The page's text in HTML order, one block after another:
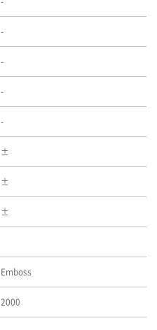
-
-
-
-
Emboss
2000